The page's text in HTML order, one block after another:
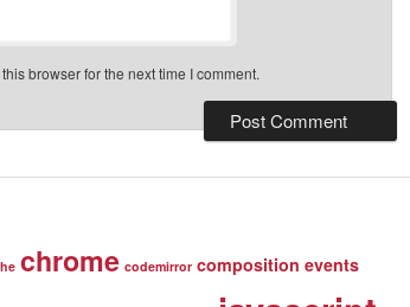
browser for the next time I comment.
chrome codemirror composition events